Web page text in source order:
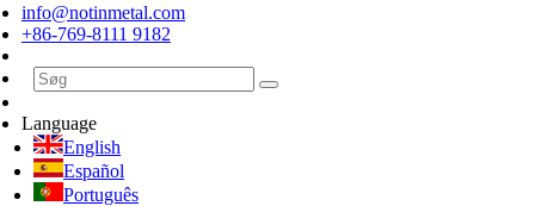
info@notinmetal.com
+86-769-8111 9182
Language
English
Español
Português